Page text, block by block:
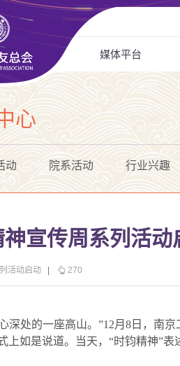
媒体平台
心
动 院系活动 行业兴趣
宣传周系列活动
活动启动 270
深处的一座高山。”12月 8 日，南
上如是说道。当天， “时钧精神”表